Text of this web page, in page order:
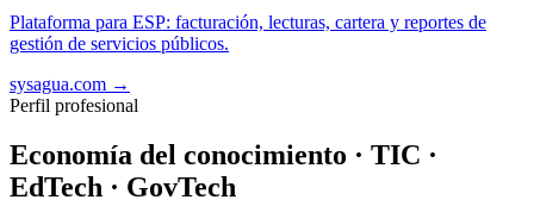
Plataforma para ESP: facturación, lecturas, cartera y reportes de
gestión de servicios públicos.
sysagua.com →
Perfil profesional
Economía del conocimiento · TIC ·
EdTech · GovTech